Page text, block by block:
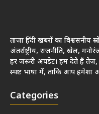
ताज़ा हिंदी खबरों का विश्वसनीय
अंतर्राष्ट्रीय, राजनीति, खेल,
हर जरूरी अपडेट। हम देते हैं
स्पष्ट भाषा में, ताकि आप हमेशा
Categories